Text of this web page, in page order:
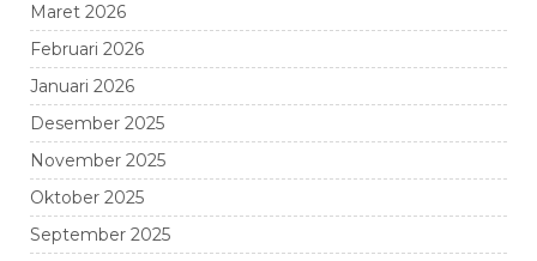
Maret 2026
Februari 2026
Januari 2026
Desember 2025
November 2025
Oktober 2025
September 2025